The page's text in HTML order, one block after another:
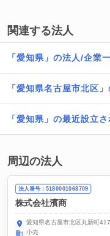
関連する法人
「愛知県」の法人/企業
「愛知県名古屋市北区
「愛知県」の最近設立
周辺の法人
法人番号：5180001068709
株式会社濱商
愛知県名古屋市北区丸新町
小売